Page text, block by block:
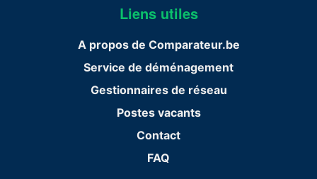
Liens utiles
A propos de Comparateur.be
Service de déménagement
Gestionnaires de réseau
Postes vacants
Contact
FAQ